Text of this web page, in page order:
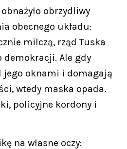
obrzydliwy
obecnego układu:
milczą, rząd Tuska
demokracji. Ale gdy
jego oknami i domagają
wtedy maska opada.
policyjne kordony i
na własne oczy: